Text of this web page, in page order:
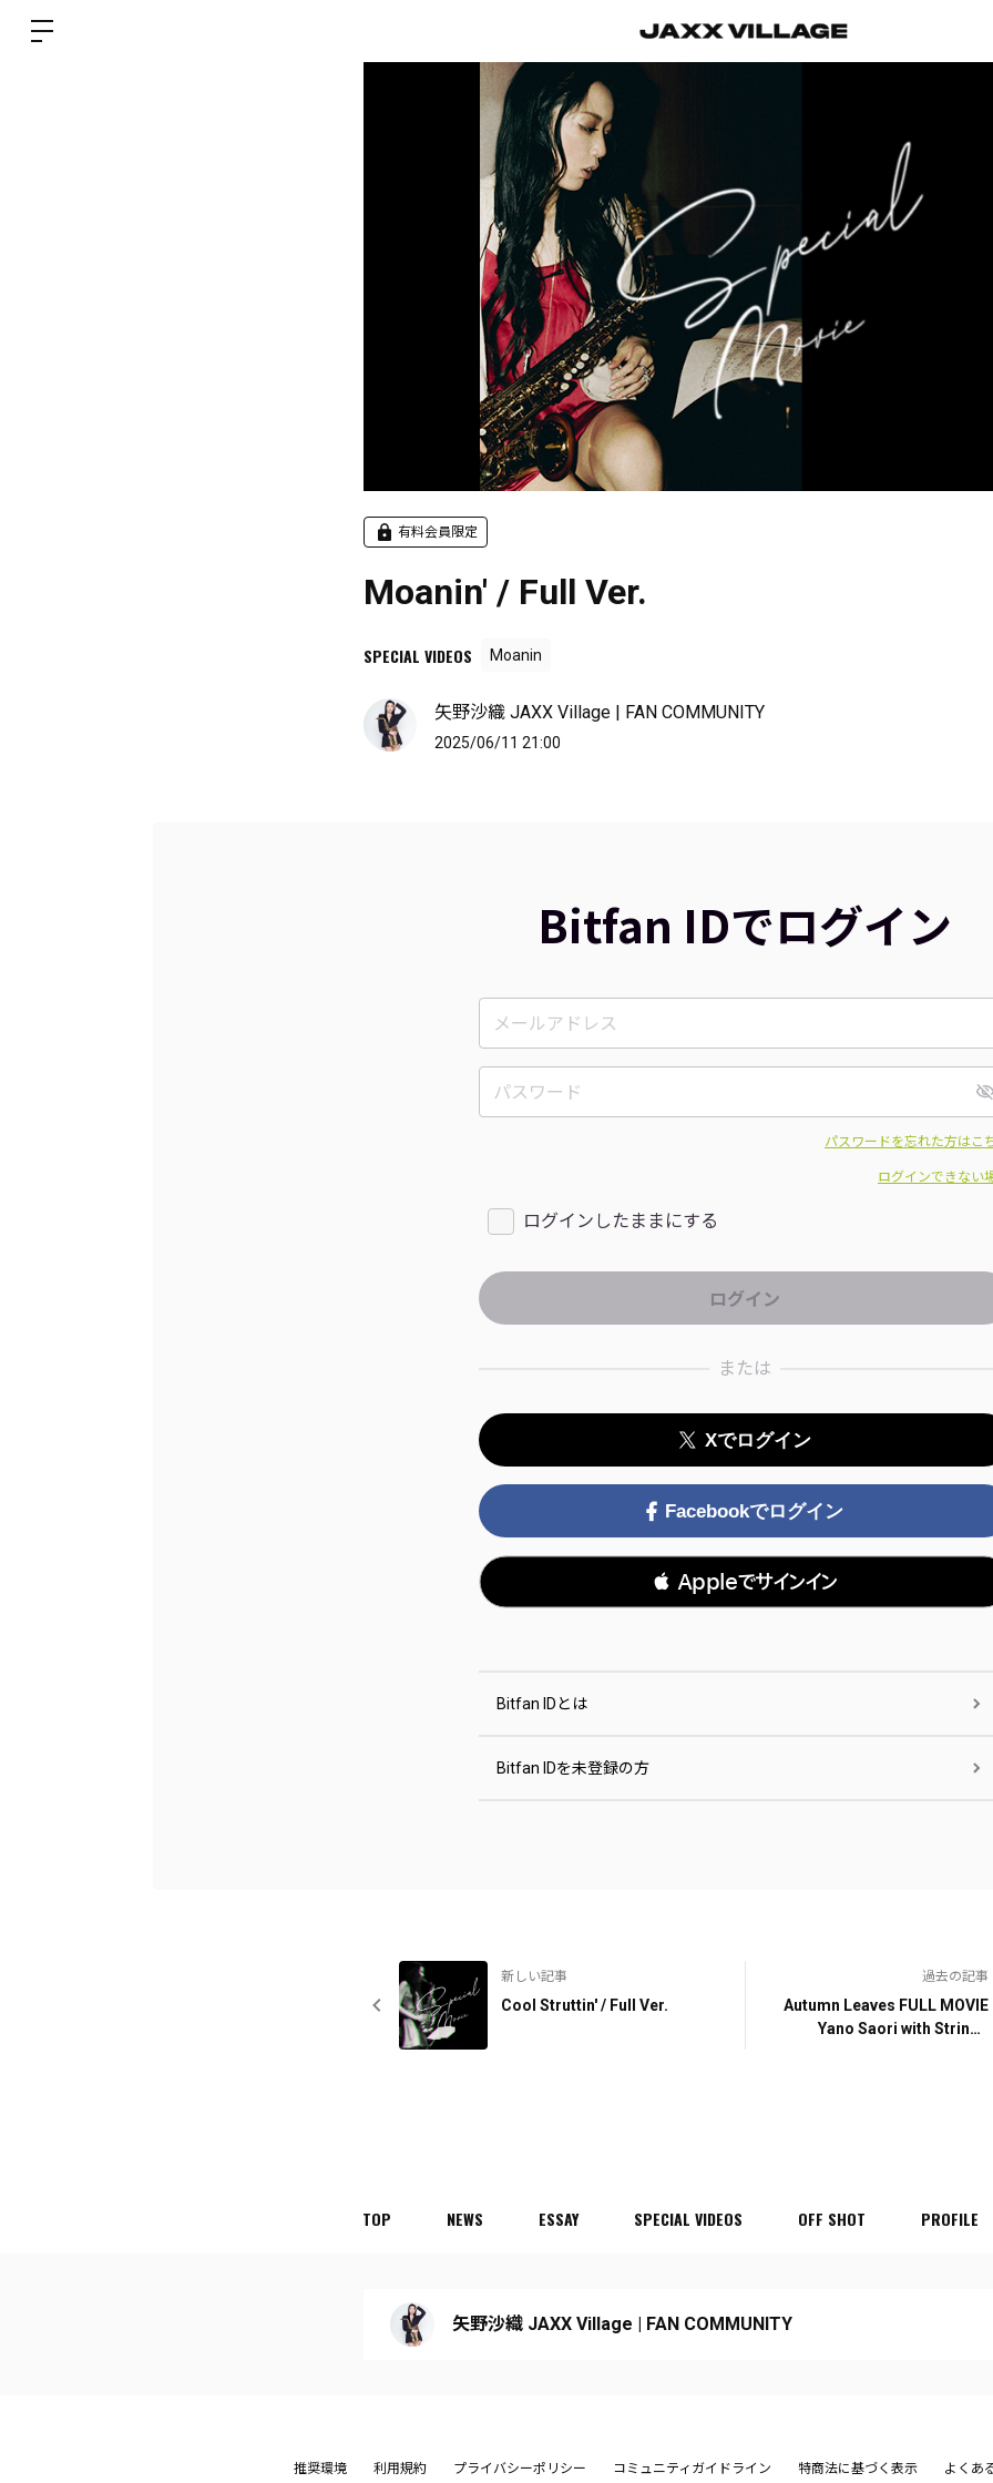
有料会員限定
Moanin' / Full Ver.
SPECIAL VIDEOS Moanin
矢野沙織 JAXX Village | FAN COMMUNITY
2025/06/11 21:00
Bitfan IDでログイン
パスワードを忘れた方はこ
ログインできない
ログインしたままにする
または
Xでログイン
Facebookでログイン
 Appleでサインイン
Bitfan IDとは
Bitfan IDを未登録の方
新しい記事
Cool Struttin' / Full Ver.
過去の記事
Autumn Leaves FULL MOVIE
Yano Saori with Strings
TOP NEWS ESSAY SPECIAL VIDEOS OFF SHOT PROFILE
矢野沙織 JAXX Village | FAN COMMUNITY
推奨環境 利用規約 プライバシーポリシー コミュニティガイドライン 特商法に基づく表示 よくあ